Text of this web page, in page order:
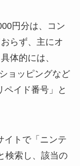
円分は、コン
らず、主にオ
体的には、
ョッピングなど
ペイド番号」と
イトで「ニンテ
検索し、該当の